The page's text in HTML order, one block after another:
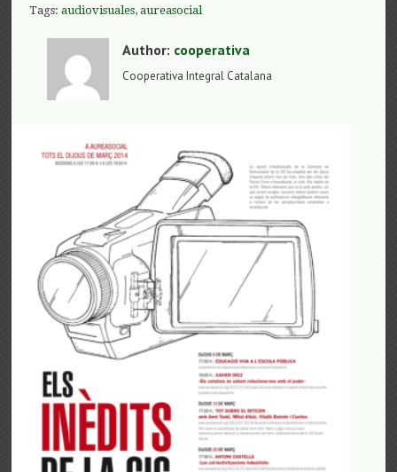
Tags:audiovisuales,aureasocial
Author: cooperativa
Cooperativa Integral Catalana